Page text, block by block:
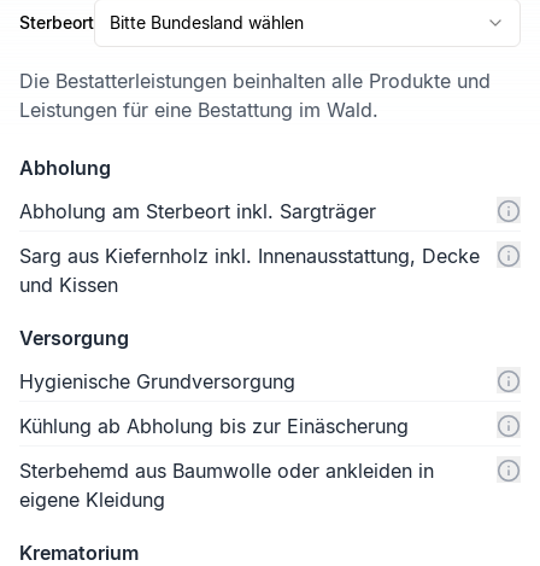
Sterbeort Bitte Bundesland wählen
Die Bestatterleistungen beinhalten alle Produkte und
Leistungen für eine Bestattung im Wald.
Abholung
Abholung am Sterbeort inkl. Sargträger
Sarg aus Kiefernholz inkl. Innenausstattung, Decke
und Kissen
Versorgung
Hygienische Grundversorgung
Kühlung ab Abholung bis zur Einäscherung
Sterbehemd aus Baumwolle oder ankleiden in
eigene Kleidung
Krematorium